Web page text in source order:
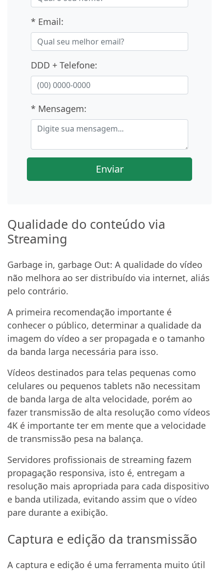
* Email:
DDD + Telefone:
* Mensagem:
Enviar
Qualidade do conteúdo via
Streaming
Garbage in, garbage Out: A qualidade do vídeo
não melhora ao ser distribuído via internet, aliás
pelo contrário.
A primeira recomendação importante é
conhecer o público, determinar a qualidade da
imagem do vídeo a ser propagada e o tamanho
da banda larga necessária para isso.
Vídeos destinados para telas pequenas como
celulares ou pequenos tablets não necessitam
de banda larga de alta velocidade, porém ao
fazer transmissão de alta resolução como vídeos
4K é importante ter em mente que a velocidade
de transmissão pesa na balança.
Servidores profissionais de streaming fazem
propagação responsiva, isto é, entregam a
resolução mais apropriada para cada dispositivo
e banda utilizada, evitando assim que o vídeo
pare durante a exibição.
Captura e edição da transmissão
A captura e edição é uma ferramenta muito útil